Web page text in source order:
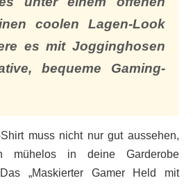
coolen Lagen-Look
es mit Jogginghosen
bequeme Gaming-
muss nicht nur gut aussehen,
mühelos in deine Garderobe
„Maskierter Gamer Held mit